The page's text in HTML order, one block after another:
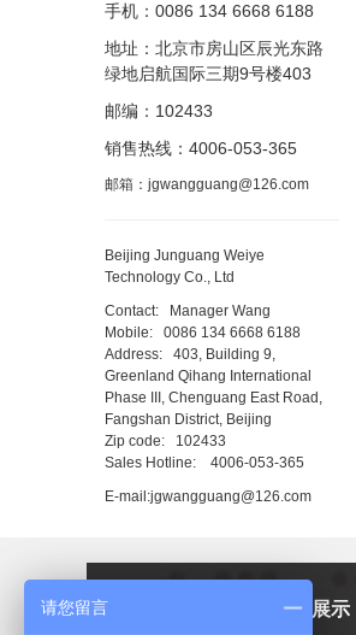
手机：0086 134 6668 6188
地址：北京市房山区辰光东路
绿地启航国际三期9号楼403
邮编：102433
销售热线：4006-053-365
邮箱： jgwangguang@126.com
Beijing Junguang Weiye
Technology Co., Ltd
Contact: Manager Wang
Mobile: 0086 134 6668 6188
Address: 403, Building 9,
Greenland Qihang International
Phase III, Chenguang East Road,
Fangshan District, Beijing
Zip code: 102433
Sales Hotline: 4006-053-365
E-mail :jgwangguang@126.com
产品展示
请您留言